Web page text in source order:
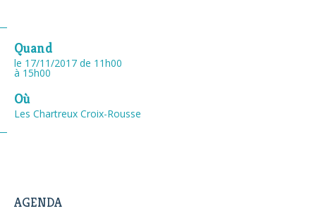
Quand
le 17/11/2017 de 11h00
à 15h00
Où
Les Chartreux Croix-Rousse
AGENDA